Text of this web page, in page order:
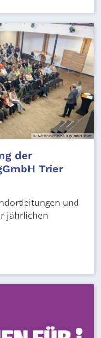
© Katholische KiTa gGmbH Trier
der
Trier
und
jährlichen